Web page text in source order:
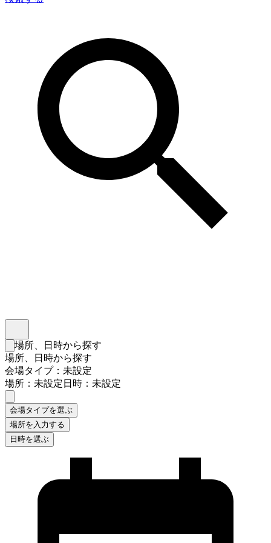
検索フォームを閉じる
場所、日時から探す
場所、日時から探す
会場タイプ：未設定
場所：未設定日時：未設定
会場タイプを選ぶ
場所を入力する
日時を選ぶ